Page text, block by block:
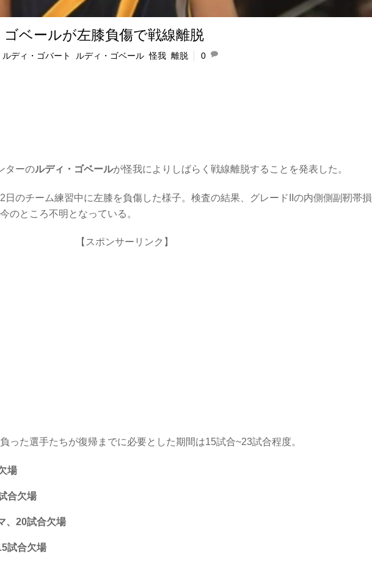
ゴベールが左膝負傷で戦線離脱
ルディ・ゴバート ルディ・ゴベール ,怪我 ,離脱 0
ターのルディ・ゴベールが怪我によりしばらく戦線離脱することを発表した。
日のチーム練習中に左膝を負傷した様子。検査の結果、グレードIIの内側側副靭帯損
のところ不明となっている。
【スポンサーリンク】
った選手たちが復帰までに必要とした期間は15試合~23試合程度。
場
合欠場
、20試合欠場
試合欠場